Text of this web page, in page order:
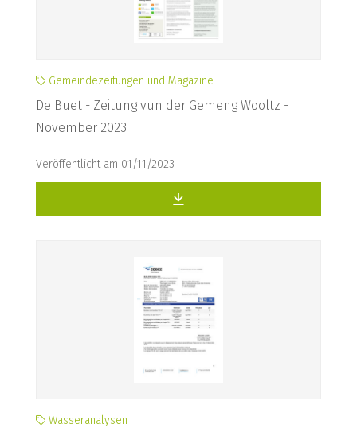
Gemeindezeitungen und Magazine
De Buet - Zeitung vun der Gemeng Wooltz -
November 2023
Veröffentlicht am 01/11/2023
Wasseranalysen